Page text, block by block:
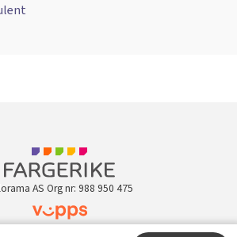
AS Org nr: 988 950 475